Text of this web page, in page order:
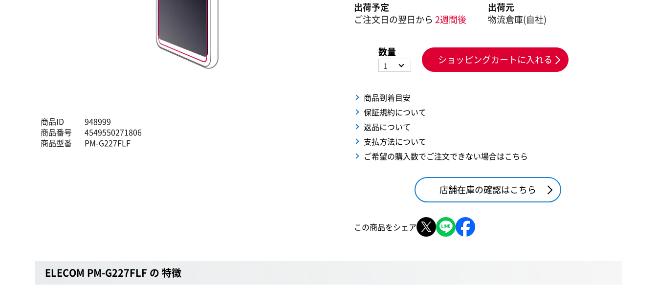
商品ID
948999
商品番号
4549550271806
商品型番
PM-G227FLF
出荷予定
ご注文日の翌日から 2週間後
出荷元
物流倉庫(自社)
数量
1 ショッピングカートに入れる
商品到着目安
保証規約について
返品について
支払方法について
ご希望の購入数でご注文できない場合はこちら
店舗在庫の確認はこちら
この商品をシェア
ELECOM PM-G227FLF の 特徴